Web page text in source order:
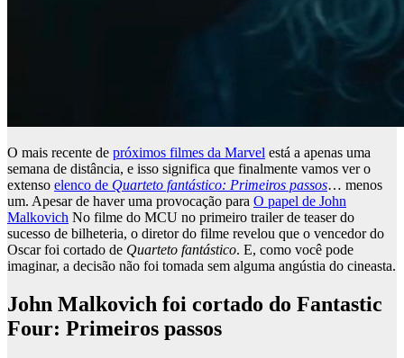
O mais recente de próximos filmes da Marvel está a apenas uma
semana de distância, e isso significa que finalmente vamos ver o
extenso elenco de Quarteto fantástico: Primeiros passos… menos
um. Apesar de haver uma provocação para O papel de John
Malkovich No filme do MCU no primeiro trailer de teaser do
sucesso de bilheteria, o diretor do filme revelou que o vencedor do
Oscar foi cortado de Quarteto fantástico. E, como você pode
imaginar, a decisão não foi tomada sem alguma angústia do cineasta.
John Malkovich foi cortado do Fantastic
Four: Primeiros passos